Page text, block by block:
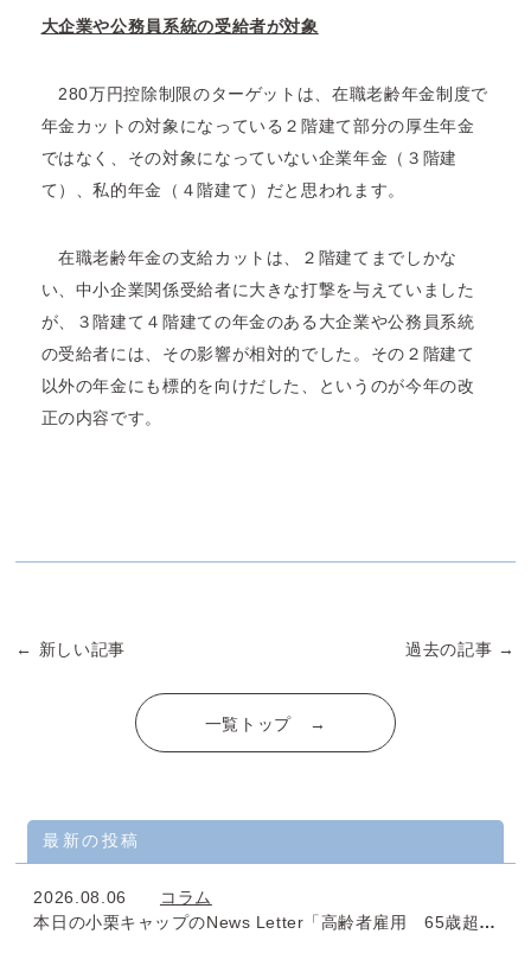
大企業や公務員系統の受給者が対象
280万円控除制限のターゲットは、在職老齢年金制度で
年金カットの対象になっている２階建て部分の厚生年金
ではなく、その対象になっていない企業年金（３階建
て）、私的年金（４階建て）だと思われます。
在職老齢年金の支給カットは、２階建てまでしかな
い、中小企業関係受給者に大きな打撃を与えていました
が、３階建て４階建ての年金のある大企業や公務員系統
の受給者には、その影響が相対的でした。その２階建て
以外の年金にも標的を向けだした、というのが今年の改
正の内容です。
← 新しい記事 過去の記事 →
一覧トップ →
最新の投稿
2026.08.06
コラム
本日の小栗キャップのNews Letter「高齢者雇用 65歳超雇用推進助成金」